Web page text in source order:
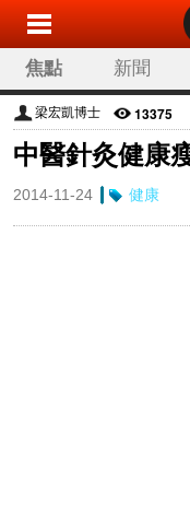
焦點 新聞
梁宏凱博士 13375
中醫針灸健康
2014-11-24 健康